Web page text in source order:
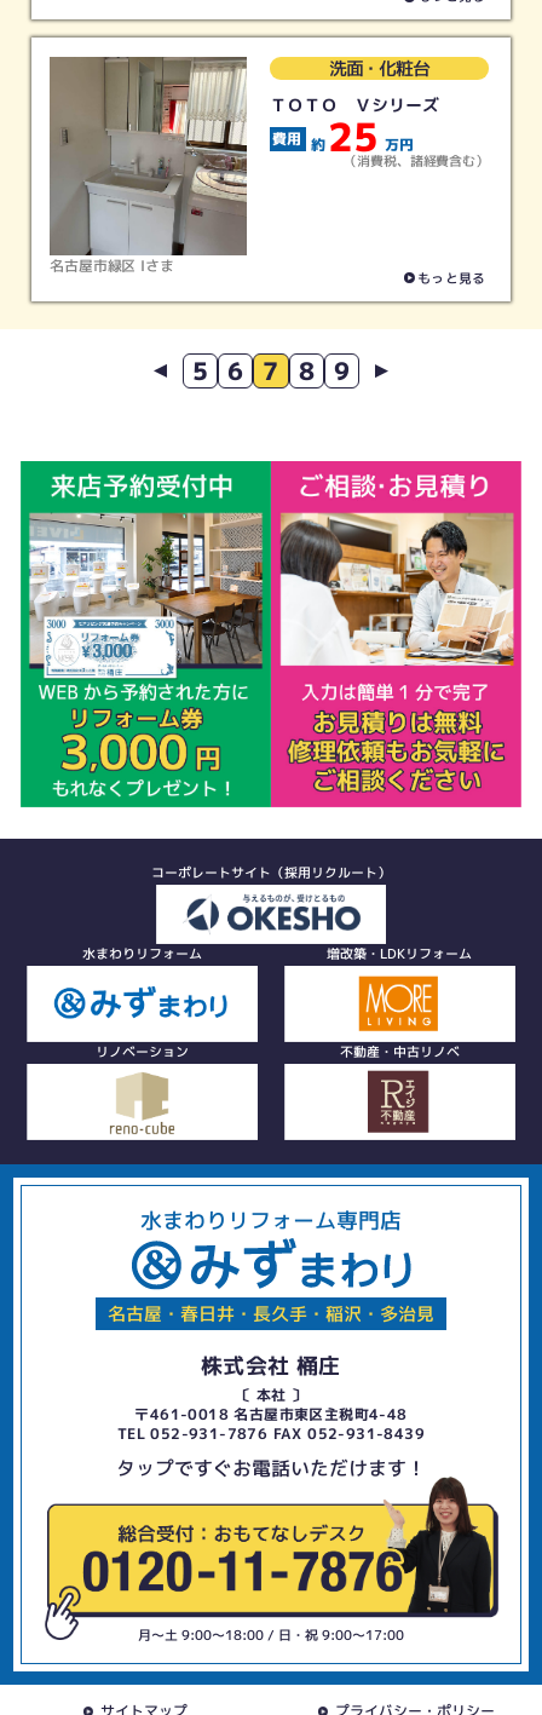
名古屋市緑区 Iさま
洗面・化粧台
ＴＯＴＯ Ｖシリーズ
約 25 万円
（消費税、諸経費含む）
もっと見る
5 6 7 8 9
コーポレートサイト（採用リクルート）
水まわりリフォーム 増改築・LDKリフォーム
リノベーション 不動産・中古リノベ
水まわりリフォーム専門店
名古屋・春日井・長久手・稲沢・多治見
株式会社 桶庄
〔 本社 〕
〒461-0018 名古屋市東区主税町4-48
TEL 052-931-7876 FAX 052-931-8439
タップですぐお電話いただけます！
月〜土 9:00〜18:00 / 日・祝 9:00〜17:00
サイトマップ プライバシー・ポリシー